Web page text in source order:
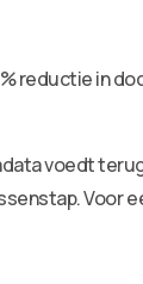
reductie in
voedt
Voor